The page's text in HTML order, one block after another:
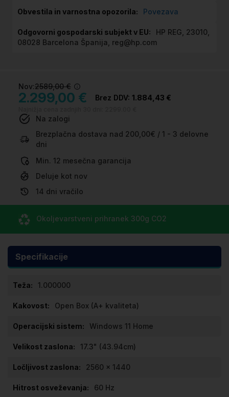
Povezava
HP REG, 23010,
08028 Barcelona Španija, reg@hp.com
Nov:2589,00 €
2.299,00 € 1.884,43 €
Na zalogi
Brezplačna dostava nad 200,00€ / 1 - 3 delovne
dni
Min. 12 mesečna garancija
Deluje kot nov
14 dni vračilo
Okoljevarstveni prihranek 300g CO2
Specifikacije
1.000000
Open Box (A+ kvaliteta)
Windows 11 Home
17.3" (43.94cm)
2560 x 1440
60 Hz